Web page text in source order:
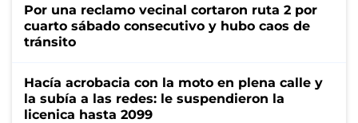
Por una reclamo vecinal cortaron ruta 2 por
cuarto sábado consecutivo y hubo caos de
tránsito
Hacía acrobacia con la moto en plena calle y
la subía a las redes: le suspendieron la
licenica hasta 2099